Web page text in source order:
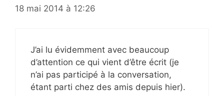
18 mai 2014 à 12:26
J’ai lu évidemment avec beaucoup
d’attention ce qui vient d’être écrit (je
n’ai pas participé à la conversation,
étant parti chez des amis depuis hier).